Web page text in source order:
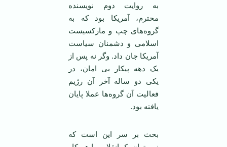
به روایت دوم نویسنده
محترم، آمریکا بود که به
گروه‌های چپ و مارکسیست
اسلامی و دشمنان سیاست
آمریکا جان داد. وگر نه پس از
یک دهه پیکار بی امان، در
یکی دو ساله آخر آن رژیم
فعالیت آن گروه‌ها عملا پایان
یافته بود.
بحث بر سر این است که